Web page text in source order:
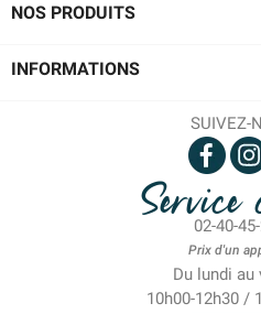
NOS PRODUITS
INFORMATIONS
SUIVEZ-
02-40-
Prix d'un
Du lundi au
10h00-12h30 /